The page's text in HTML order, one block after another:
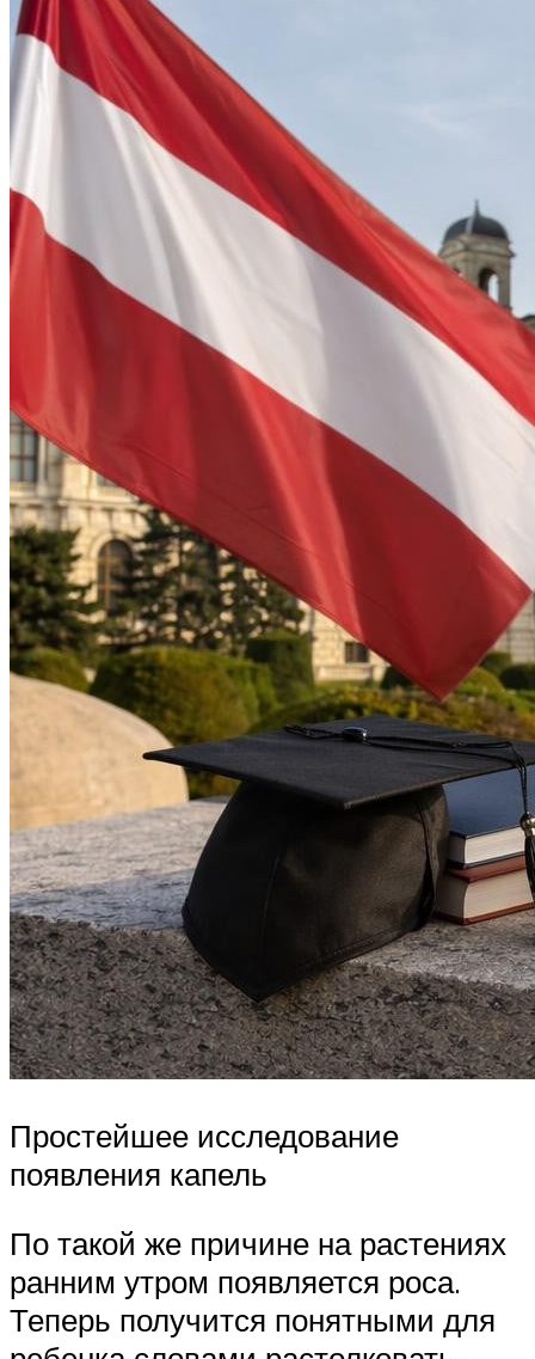
Простейшее исследование
появления капель
По такой же причине на растениях
ранним утром появляется роса.
Теперь получится понятными для